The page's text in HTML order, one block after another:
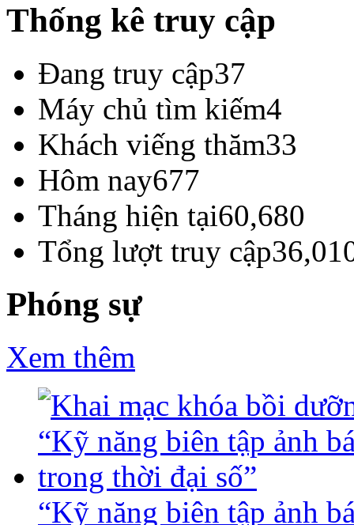
Thống kê truy cập
Đang truy cập37
Máy chủ tìm kiếm4
Khách viếng thăm33
Hôm nay677
Tháng hiện tại60,680
Tổng lượt truy cập
Phóng sự
Xem thêm
“Kỹ năng biên tập ảnh